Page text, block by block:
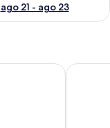
ago 21 - ago 23